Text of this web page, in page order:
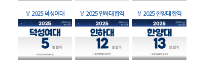
🏅 2025 덕성여대 🏅 2025 인하대 합격 🏅 2025 한양대 합격